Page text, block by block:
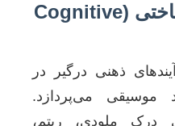
موسیقی‌شناسی شناختی (Cognitive
ذهنی درگیر در
موسیقی می‌پردازد.
درک ملودی، ریتم،